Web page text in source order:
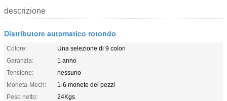
descrizione
Distributore automatico rotondo
Colore:
Una selezione di 9 colori
Garanzia:
1 anno
Tensione:
nessuno
Moneta-Mech:
1-6 monete dei pezzi
Peso netto:
24Kgs